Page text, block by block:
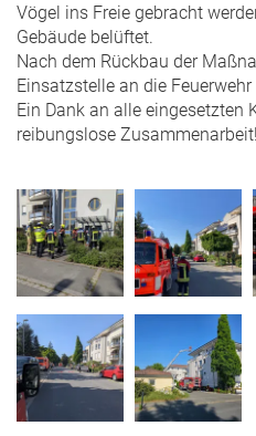
Vögel ins Freie gebracht
Gebäude belüftet.
Nach dem Rückbau der
Einsatzstelle an die
Ein Dank an alle eingesetzten
reibungslose Zusammenarbeit!